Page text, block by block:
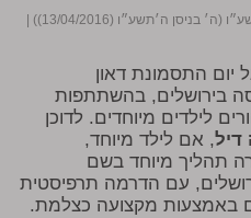
(ה׳ בניסן ה׳תשע״ו (13/04/2016))
התסמונת דאון
בירושלים, בהשתתפות
לילדים מיוחדים. לדוכן
, אם לילד מיוחד,
תהליך מיוחד בשם
עם הדרמה תרפיסטית
באמצעות מקצועה כצלמת.